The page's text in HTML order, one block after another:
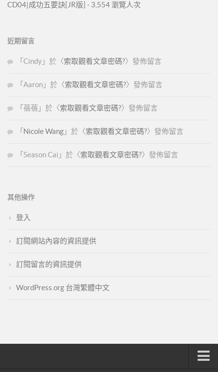
CD04|成功五要訣[JR版] - 3,554 瀏覽人次
近期留言
「 Cindy 」於〈索取觀看文章密碼?〉發佈留言
「 Aaron 」於〈索取觀看文章密碼?〉發佈留言
「 蓓蓓 」於〈索取觀看文章密碼?〉發佈留言
「 Nicole Wang 」於〈索取觀看文章密碼?〉發佈留言
「 Season Cai 」於〈索取觀看文章密碼?〉發佈留言
其他操作
登入
訂閱網站內容的資訊提供
訂閱留言的資訊提供
WordPress.org 台灣繁體中文